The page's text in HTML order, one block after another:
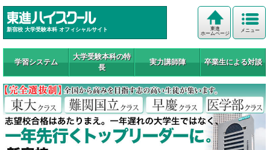
新宿校 大学受験本科 オフィシャルサイト メニュー
東進
ホームページ
学習システム
大学受験本科の特
長
実力講師陣 卒業生による対談